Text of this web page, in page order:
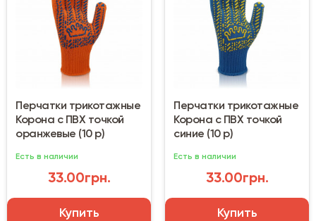
Перчатки трикотажные
Корона с ПВХ точкой
оранжевые (10 р)
Есть в наличии
33.00грн.
Купить
Перчатки трикотажные
Корона с ПВХ точкой
синие (10 р)
Есть в наличии
33.00грн.
Купить